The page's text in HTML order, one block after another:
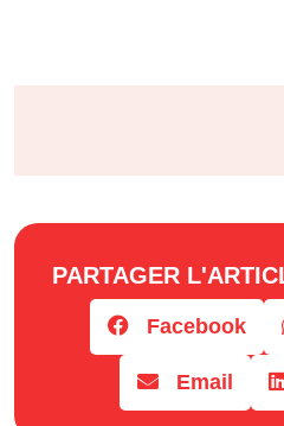
PARTAGER
Facebook
Email